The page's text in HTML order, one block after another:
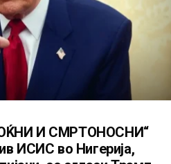
И СМРТОНОСНИ“
ИСИС во Нигерија,